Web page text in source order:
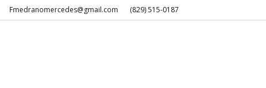
Fmedranomercedes@gmail.com (829) 515-0187